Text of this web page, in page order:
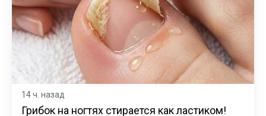
14 ч. назад
Грибок на ногтях стирается как ластиком!